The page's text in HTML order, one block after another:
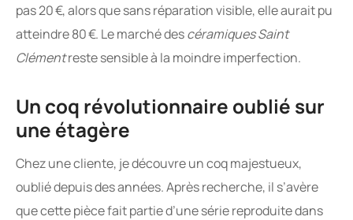
pas 20 €, alors que sans réparation visible, elle aurait pu
atteindre 80 €. Le marché descéramiques Saint
Clémentreste sensible à la moindre imperfection.
Un coq révolutionnaire oublié sur
une étagère
Chez une cliente, je découvre un coq majestueux,
oublié depuis des années. Après recherche, il s’avère
que cette pièce fait partie d’une série reproduite dans